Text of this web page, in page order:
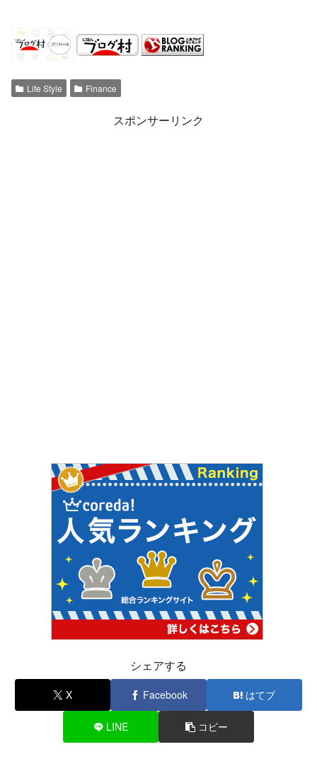
Life Style Finance
スポンサーリンク
シェアする
X Facebook はてブ
LINE コピー